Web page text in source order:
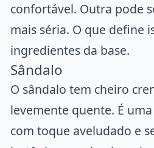
confortável. Outra pode
mais séria. O que define
ingredientes da base.
Sândalo
O sândalo tem cheiro
levemente quente. É
com toque aveludado e